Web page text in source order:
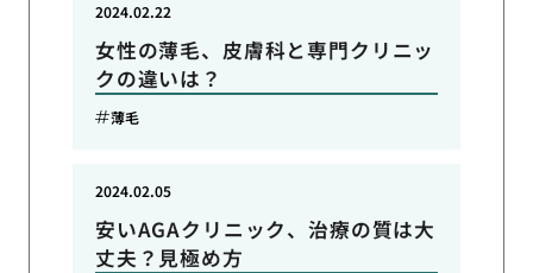
女性の薄毛、皮膚科と専門クリニッ
クの違いは？
2024.02.22
薄毛
安いAGAクリニック、治療の質は大
丈夫？見極め方
2024.02.05